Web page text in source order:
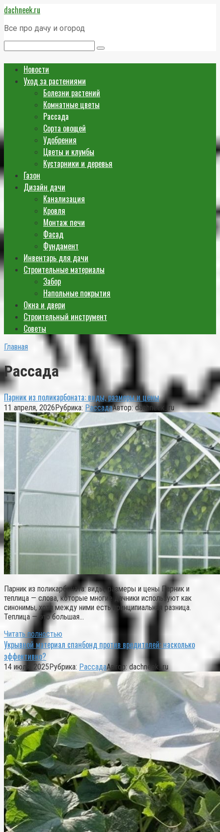
Перейти
к
контенту
dachneek.ru
Все про дачу и огород
Новости
Уход за растениями
Болезни растений
Комнатные цветы
Рассада
Сорта овощей
Удобрения
Цветы и клумбы
Кустарники и деревья
Газон
Дизайн дачи
Канализация
Кровля
Монтаж печи
Фасад
Фундамент
Инвентарь для дачи
Строительные материалы
Забор
Напольные покрытия
Окна и двери
Строительный инструмент
Советы
Главная
Рассада
Парник из поликарбоната: виды, размеры и цены
11 апреля, 2026Рубрика: РассадаАвтор: dachneek_ru
Парник из поликарбоната: виды, размеры и цены Парник и
теплица — слова, которые многие дачники используют как
синонимы, хотя между ними есть принципиальная разница.
Теплица — это большая…
Читать полностью
Укрывной материал спанбонд против вредителей: насколько
эффективно?
14 июля, 2025Рубрика: РассадаАвтор: dachneek_ru